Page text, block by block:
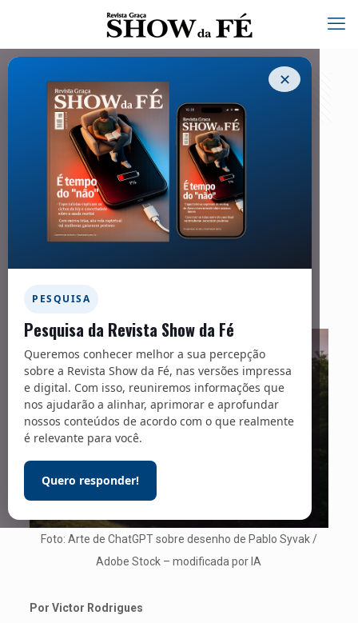
✕
PESQUISA
Pesquisa da Revista Show da Fé
Queremos conhecer melhor a sua percepção
sobre a Revista Show da Fé, nas versões impressa
e digital. Com isso, reuniremos informações que
nos ajudarão a alinhar, aprimorar e aprofundar
nossos conteúdos de acordo com o que realmente
é relevante para você.
Quero responder!
Oração, Bíblia, autoconhecimento e
acolhimento familiar vencem
comportamentos limitantes
11/05/2026
Foto: Arte de ChatGPT sobre desenho de Pablo Syvak /
Adobe Stock – modificada por IA
Por Victor Rodrigues